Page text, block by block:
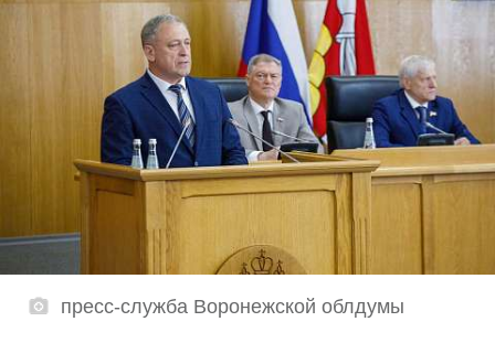
пресс-служба Воронежской облдумы